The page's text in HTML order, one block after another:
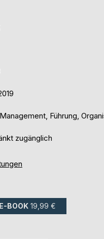
Führung,
zugänglich
E-BOOK 19,99 €